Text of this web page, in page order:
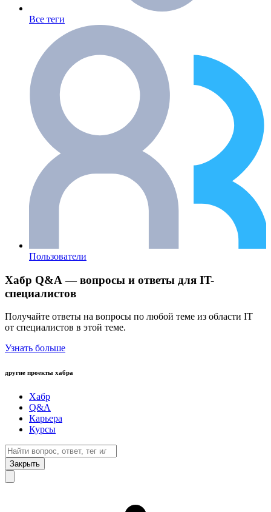
Все теги
Пользователи
Хабр Q&A — вопросы и ответы для IT-
специалистов
Получайте ответы на вопросы по любой теме из области IT
от специалистов в этой теме.
Узнать больше
другие проекты хабра
Хабр
Q&A
Карьера
Курсы
Закрыть